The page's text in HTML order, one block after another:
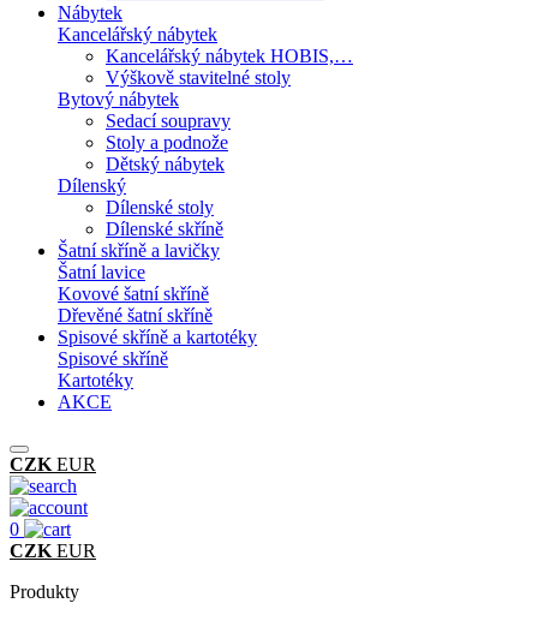
Nábytek
Kancelářský nábytek
Kancelářský nábytek HOBIS,…
Výškově stavitelné stoly
Bytový nábytek
Sedací soupravy
Stoly a podnože
Dětský nábytek
Dílenský
Dílenské stoly
Dílenské skříně
Šatní skříně a lavičky
Šatní lavice
Kovové šatní skříně
Dřevěné šatní skříně
Spisové skříně a kartotéky
Spisové skříně
Kartotéky
AKCE
CZK EUR
0
CZK EUR
Produkty